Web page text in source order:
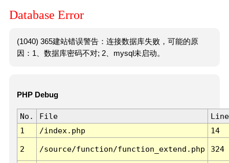
Database Error
(1040) 365建站错误警告：连接数据库失败，可能的原
因：1、数据库密码不对; 2、mysql未启动。
PHP Debug
No. File
Line
1
/index.php 14
2 /source/function/function_extend.php 324